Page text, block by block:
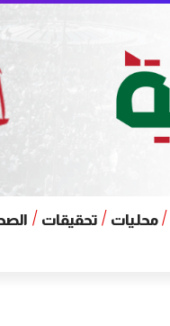
محليات تحقيقات